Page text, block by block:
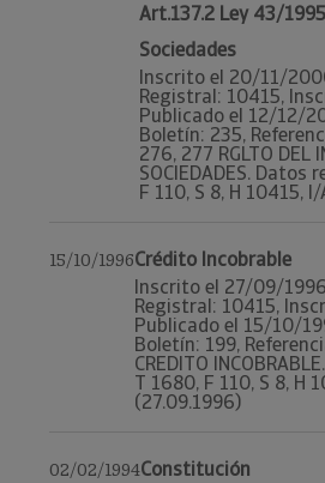
Art.137.2 Ley 43/
Sociedades
Inscrito el 20/11/
Registral: 10415,
Publicado el 12/12/
Boletín: 235,
276, 277 RGLTO DEL
SOCIEDADES.
F 110, S 8, H 10415,
15/10/1996Crédito Incobrable
Inscrito el 27/09/
Registral: 10415,
Publicado el 15/10/
Boletín: 199,
CREDITO
T 1680, F 110, S 8, H
(27.09.1996)
02/02/1994Constitución